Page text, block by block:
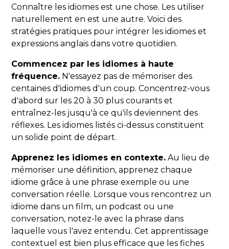
Connaître les idiomes est une chose. Les utiliser
naturellement en est une autre. Voici des
stratégies pratiques pour intégrer les idiomes et
expressions anglais dans votre quotidien.
Commencez par les idiomes à haute
fréquence. N'essayez pas de mémoriser des
centaines d'idiomes d'un coup. Concentrez-vous
d'abord sur les 20 à 30 plus courants et
entraînez-les jusqu'à ce qu'ils deviennent des
réflexes. Les idiomes listés ci-dessus constituent
un solide point de départ.
Apprenez les idiomes en contexte. Au lieu de
mémoriser une définition, apprenez chaque
idiome grâce à une phrase exemple ou une
conversation réelle. Lorsque vous rencontrez un
idiome dans un film, un podcast ou une
conversation, notez-le avec la phrase dans
laquelle vous l'avez entendu. Cet apprentissage
contextuel est bien plus efficace que les fiches